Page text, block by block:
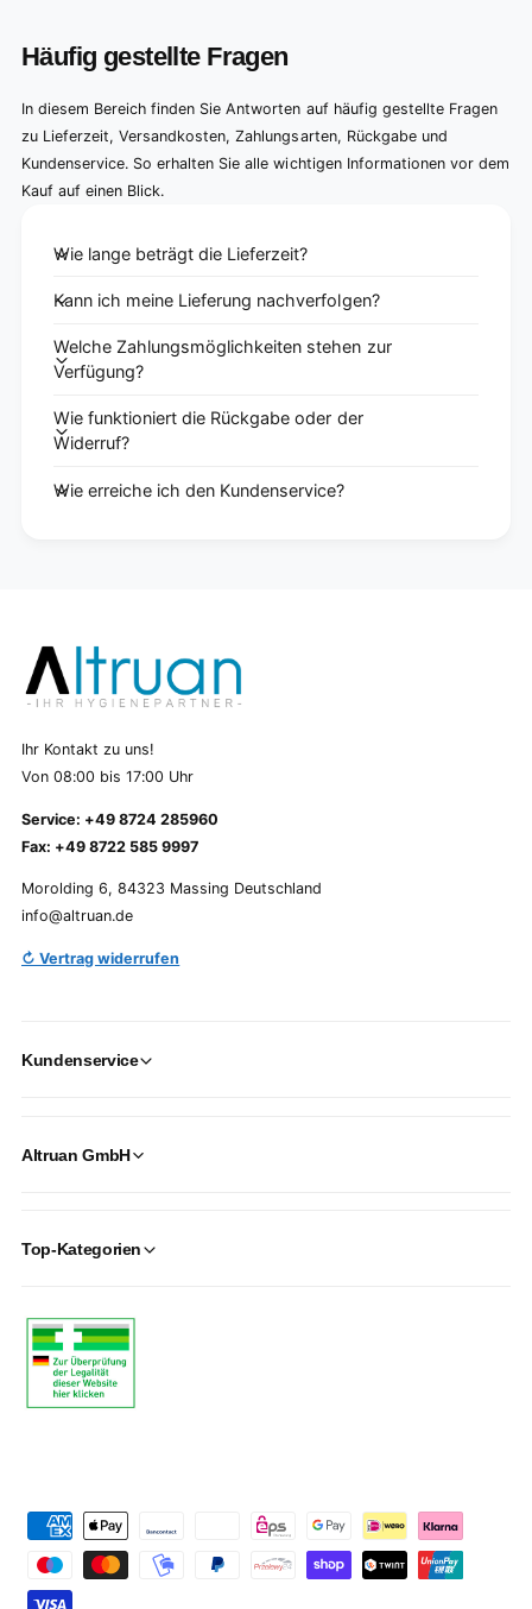
Häufig gestellte Fragen
In diesem Bereich finden Sie Antworten auf häufig gestellte Fragen
zu Lieferzeit, Versandkosten, Zahlungsarten, Rückgabe und
Kundenservice. So erhalten Sie alle wichtigen Informationen vor dem
Kauf auf einen Blick.
Wie lange beträgt die Lieferzeit?
Kann ich meine Lieferung nachverfolgen?
Welche Zahlungsmöglichkeiten stehen zur
Verfügung?
Wie funktioniert die Rückgabe oder der
Widerruf?
Wie erreiche ich den Kundenservice?
Ihr Kontakt zu uns!
Von 08:00 bis 17:00 Uhr
Service: +49 8724 285960
Fax: +49 8722 585 9997
Morolding 6, 84323 Massing Deutschland
info@altruan.de
↻ Vertrag widerrufen
Kundenservice
Altruan GmbH
Top-Kategorien